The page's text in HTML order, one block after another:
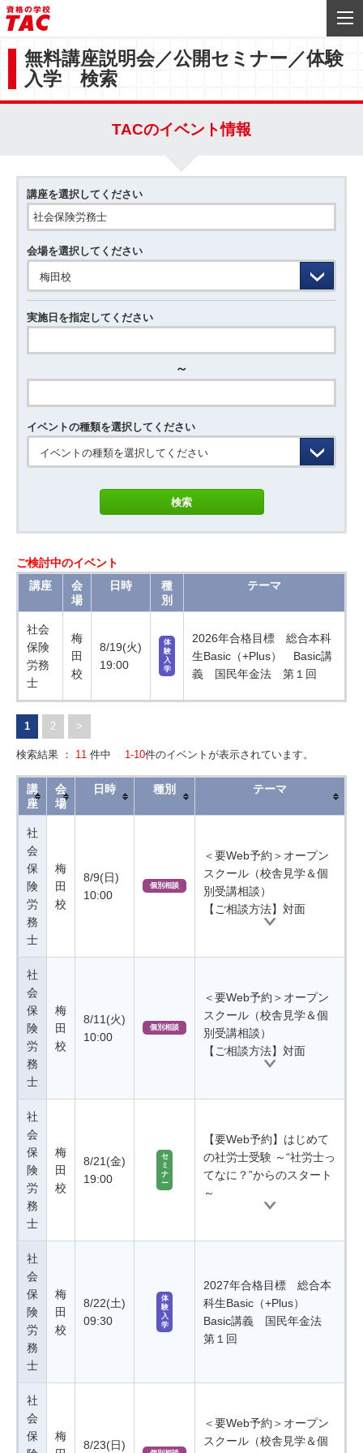
無料講座説明会／公開セミナー／体験
入学 検索
TACのイベント情報
講座を選択してください
会場を選択してください
梅田校
実施日を指定してください
～
イベントの種類を選択してください
イベントの種類を選択してください
ご検討中のイベント
講座
会
場
日時
種
別
テーマ
社会
保険
労務
士
梅
田
校
8/19(火)
19:00
体
験
入
学
2026年合格目標 総合本科
生Basic（+Plus） Basic講
義 国民年金法 第１回
1 2 >
検索結果 ： 11 件中 1-10件のイベントが表示されています。
講
座
会
場
日時 種別 テーマ
社
会
保
険
労
務
士
梅
田
校
8/9(日)
10:00
個別相談
＜要Web予約＞オープン
スクール（校舎見学＆個
別受講相談）
【ご相談方法】対面
社
会
保
険
労
務
士
梅
田
校
8/11(火)
10:00
個別相談
＜要Web予約＞オープン
スクール（校舎見学＆個
別受講相談）
【ご相談方法】対面
社
会
保
険
労
務
士
梅
田
校
8/21(金)
19:00
セ
ミ
ナ
ー
【要Web予約】はじめて
の社労士受験 ～“社労士っ
てなに？”からのスタート
～
社
会
保
険
労
務
士
梅
田
校
8/22(土)
09:30
体
験
入
学
2027年合格目標 総合本
科生Basic（+Plus）
Basic講義 国民年金法
第１回
社
会
保
梅
8/23(日)
＜要Web予約＞オープン
スクール（校舎見学＆個